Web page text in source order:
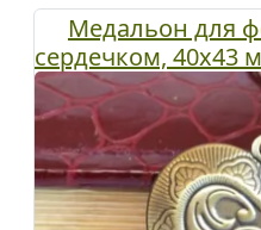
Медальон для
сердечком, 40х43
1